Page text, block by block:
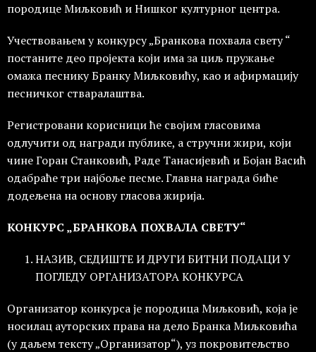
породице Миљковић и Нишког културног центра.
Учествовањем у конкурсу „Бранкова похвала свету “
постаните део пројекта који има за циљ пружање
омажа песнику Бранку Миљковићу, као и афирмацију
песничког стваралаштва.
Регистровани корисници ће својим гласовима
одлучити од награди публике, а стручни жири, који
чине Горан Станковић, Раде Танасијевић и Бојан Васић
одабраће три најбоље песме. Главна награда биће
додељена на основу гласова жирија.
КОНКУРС „БРАНКОВА ПОХВАЛА СВЕТУ“
НАЗИВ, СЕДИШТЕ И ДРУГИ БИТНИ ПОДАЦИ У
ПОГЛЕДУ ОРГАНИЗАТОРА КОНКУРСА
Организатор конкурса је породица Миљковић, која је
носилац ауторских права на дело Бранка Миљковића
(у даљем тексту „Организатор“), уз покровитељство